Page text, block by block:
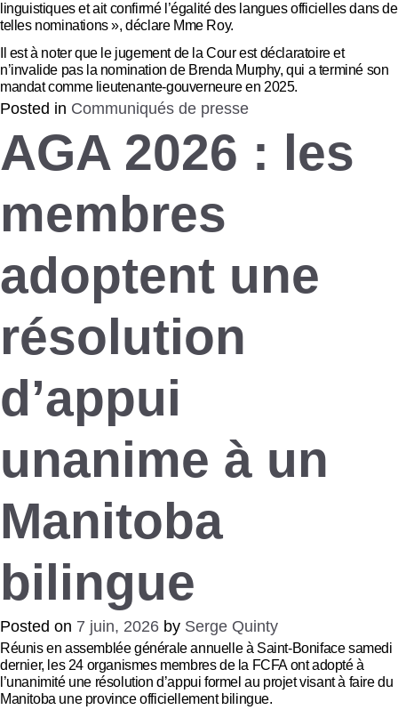
linguistiques et ait confirmé l’égalité des langues officielles dans de
telles nominations », déclare Mme Roy.
Il est à noter que le jugement de la Cour est déclaratoire et
n’invalide pas la nomination de Brenda Murphy, qui a terminé son
mandat comme lieutenante-gouverneure en 2025.
Posted in Communiqués de presse
AGA 2026 : les
membres
adoptent une
résolution
d’appui
unanime à un
Manitoba
bilingue
Posted on 7 juin, 2026 by Serge Quinty
Réunis en assemblée générale annuelle à Saint-Boniface samedi
dernier, les 24 organismes membres de la FCFA ont adopté à
l’unanimité une résolution d’appui formel au projet visant à faire du
Manitoba une province officiellement bilingue.